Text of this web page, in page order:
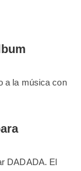
a la música con
DADADA. El